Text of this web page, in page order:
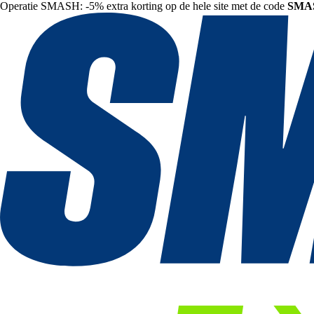
Operatie SMASH: -5% extra korting op de hele site met de code